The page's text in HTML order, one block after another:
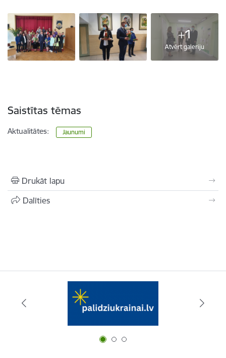
+1
Atvērt galeriju
Saistītas tēmas
Aktualitātes: Jaunumi
Drukāt lapu
Dalīties